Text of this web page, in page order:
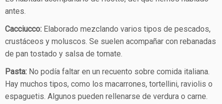
antes.
Cacciucco: Elaborado mezclando varios tipos de pescados,
crustáceos y moluscos. Se suelen acompañar con rebanadas
de pan tostado y salsa de tomate.
Pasta: No podía faltar en un recuento sobre comida italiana.
Hay muchos tipos, como los macarrones, tortellini, raviolis o
espaguetis. Algunos pueden rellenarse de verdura o carne.